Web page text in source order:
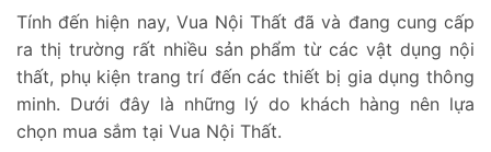
Tính đến hiện nay, Vua Nội Thất đã và đang cung cấp
ra thị trường rất nhiều sản phẩm từ các vật dụng nội
thất, phụ kiện trang trí đến các thiết bị gia dụng thông
minh. Dưới đây là những lý do khách hàng nên lựa
chọn mua sắm tại Vua Nội Thất.